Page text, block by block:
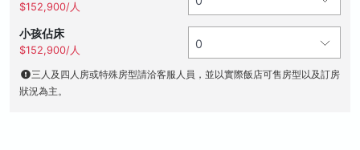
$152,900/人
小孩佔床
$152,900/人
三人及四人房或特殊房型請洽客服人員，並以實際飯店可售房型以及訂房
狀況為主。